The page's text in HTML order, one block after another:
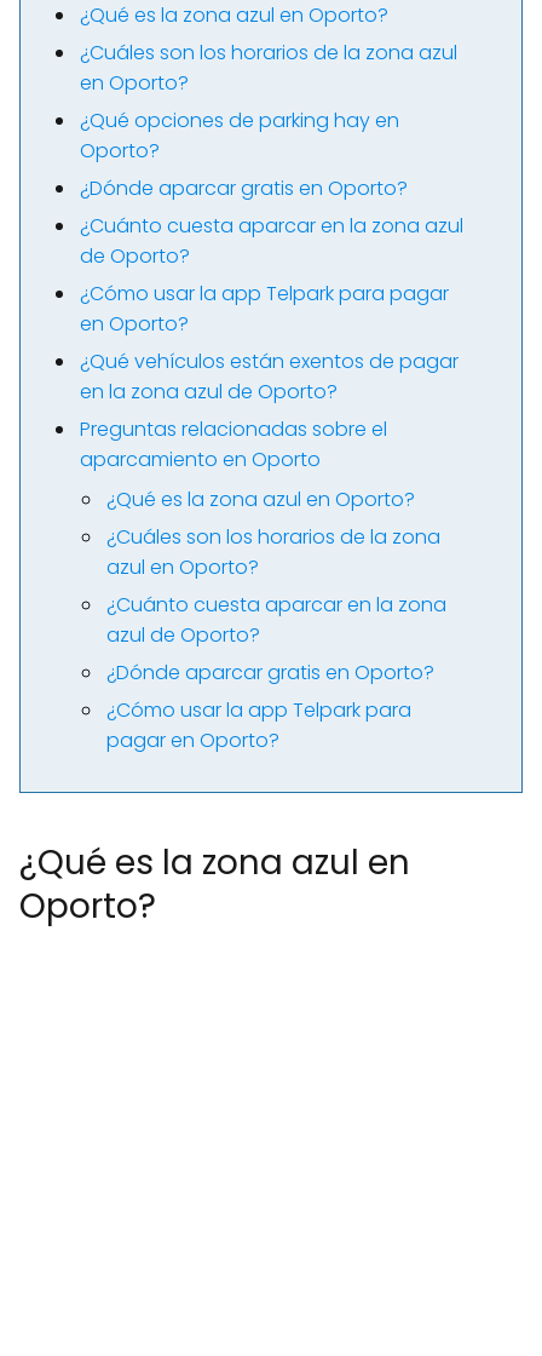
¿Qué es la zona azul en Oporto?
¿Cuáles son los horarios de la zona azul
en Oporto?
¿Qué opciones de parking hay en
Oporto?
¿Dónde aparcar gratis en Oporto?
¿Cuánto cuesta aparcar en la zona azul
de Oporto?
¿Cómo usar la app Telpark para pagar
en Oporto?
¿Qué vehículos están exentos de pagar
en la zona azul de Oporto?
Preguntas relacionadas sobre el
aparcamiento en Oporto
¿Qué es la zona azul en Oporto?
¿Cuáles son los horarios de la zona
azul en Oporto?
¿Cuánto cuesta aparcar en la zona
azul de Oporto?
¿Dónde aparcar gratis en Oporto?
¿Cómo usar la app Telpark para
pagar en Oporto?
¿Qué es la zona azul en
Oporto?